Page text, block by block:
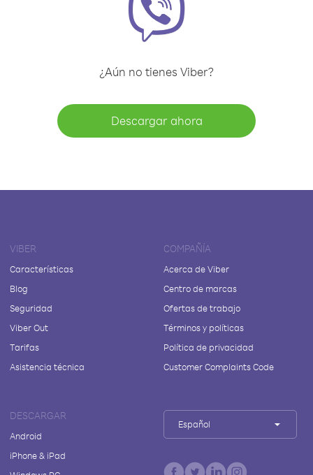
¿Aún no tienes Viber?
Descargar ahora
VIBER
Características
Blog
Seguridad
Viber Out
Tarifas
Asistencia técnica
COMPAÑÍA
Acerca de Viber
Centro de marcas
Ofertas de trabajo
Términos y políticas
Política de privacidad
Customer Complaints Code
DESCARGAR
Android
iPhone & iPad
Español